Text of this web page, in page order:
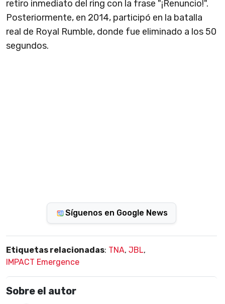
retiro inmediato del ring con la frase "¡Renuncio!".
Posteriormente, en 2014, participó en la batalla
real de Royal Rumble, donde fue eliminado a los 50
segundos.
Síguenos en Google News
Etiquetas relacionadas: TNA, JBL,
IMPACT Emergence
Sobre el autor